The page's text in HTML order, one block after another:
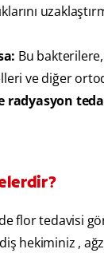
Bu
ve diğer
radyasyon
flor tedavisi
hekiminiz ,